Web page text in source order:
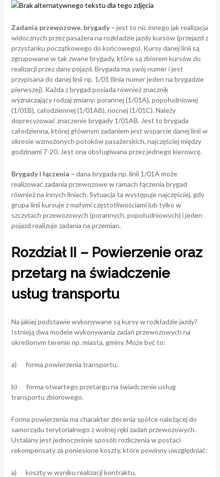
Zadania przewozowe, brygady – jest to nic innego jak realizacja
widocznych przez pasażera na rozkładzie jazdy kursów (przejazd z
przystanku początkowego do końcowego). Kursy danej linii są
zgrupowane w tak zwane brygady, które są zbiorem kursów do
realizacji przez dany pojazd. Brygada ma swój numer i jest
przypisana do danej linii np. 1/01 (linia numer jeden na brygadzie
pierwszej). Każda z brygad posiada również znacznik
wyznaczający rodzaj zmiany: porannej (1/01A), popołudniowej
(1/01B), całodziennej (1/01AB), nocnej (1/01C). Należy
doprecyzować znaczenie brygady 1/01AB. Jest to brygada
całodzienna, której głównym zadaniem jest wsparcie danej linii w
okresie wzmożonych potoków pasażerskich, najczęściej między
godzinami 7-20. Jest ona obsługiwana przez jednego kierowcę.
Brygady i łączenia – dana brygada np. linii 1/01A może
realizować zadania przewozowe w ramach łączenia brygad
również na innych liniach. Sytuacja ta występuje najczęściej, gdy
grupa linii kursuje z małymi częstotliwościami lub tylko w
szczytach przewozowych (porannych, popołudniowych) i jeden
pojazd realizuje zadania na przemian.
Rozdział II – Powierzenie oraz
przetarg na świadczenie
usług transportu
Na jakiej podstawie wykonywane są kursy w rozkładzie jazdy?
Istnieją dwa modele wykonywania zadań przewozowych na
określonym terenie np. miasta, gminy. Może być to:
a) forma powierzenia transportu,
b) forma otwartego przetargu na świadczenie usług
transportu zbiorowego.
Forma powierzenia ma charakter zlecenia spółce należącej do
samorządu terytorialnego z wolnej ręki zadań przewozowych.
Ustalany jest jednocześnie sposób rozliczenia w postaci
rekompensaty za poniesione koszty, które powinny uwzględniać:
a) koszty w wyniku realizacji kontraktu,